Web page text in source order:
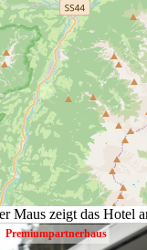
Maus zeigt das Hotel
Premiumpartnerhaus